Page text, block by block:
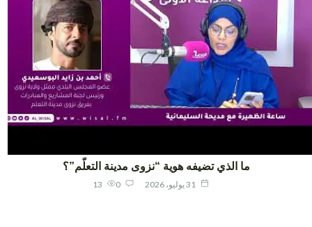
ما الذي تضيفه هوية “نزوى مدينة التعلّم”؟
13